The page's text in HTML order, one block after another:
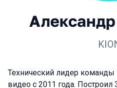
Технический лидер команды
видео с 2011 года.